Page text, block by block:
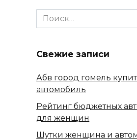
Search
for:
Свежие записи
Абв город гомель
автомобиль
Рейтинг бюджетных
для женщин
Шутки женщина и